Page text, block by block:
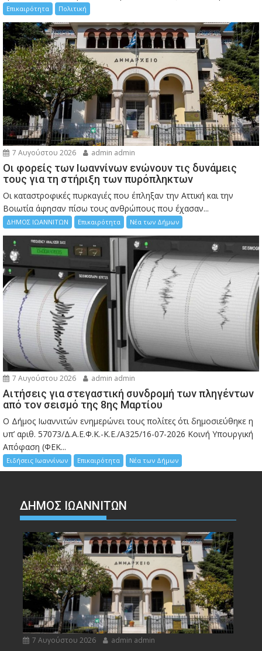
Επικαιρότητα Πολιτική
7 Αυγούστου 2026 admin admin
Οι φορείς των Ιωαννίνων ενώνουν τις δυνάμεις
τους για τη στήριξη των πυρόπληκτων
Οι καταστροφικές πυρκαγιές που έπληξαν την Αττική και την
Bοιωτία άφησαν πίσω τους ανθρώπους που έχασαν...
ΔΗΜΟΣ ΙΩΑΝΝΙΤΩΝ Επικαιρότητα Νέα των Δήμων
7 Αυγούστου 2026 admin admin
Αιτήσεις για στεγαστική συνδρομή των πληγέντων
από τον σεισμό της 8ης Μαρτίου
Ο Δήμος Ιωαννιτών ενημερώνει τους πολίτες ότι δημοσιεύθηκε η
υπ’ αριθ. 57073/Δ.Α.Ε.Φ.Κ.-Κ.Ε./Α325/16-07-2026 Κοινή Υπουργική
Απόφαση (ΦΕΚ...
Ειδήσεις Ιωαννίνων Επικαιρότητα Νέα των Δήμων
ΔΗΜΟΣ ΙΩΑΝΝΙΤΩΝ
7 Αυγούστου 2026 admin admin